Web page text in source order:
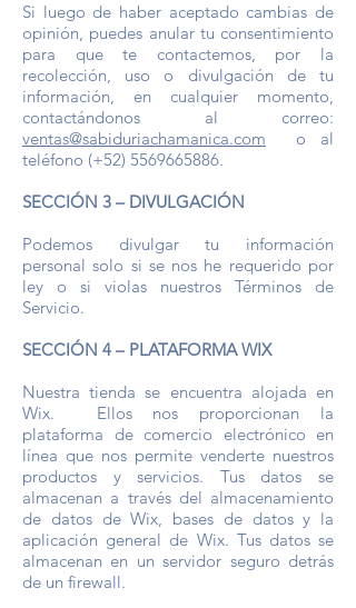
Si luego de haber aceptado cambias de
opinión, puedes anular tu consentimiento
para que te contactemos, por la
recolección, uso o divulgación de tu
información, en cualquier momento,
contactándonos al correo:
ventas@sabiduriachamanica.com o al
teléfono (+52) 5569665886.
SECCIÓN 3 – DIVULGACIÓN
Podemos divulgar tu información
personal solo si se nos he requerido por
ley o si violas nuestros Términos de
Servicio.
SECCIÓN 4 – PLATAFORMA WIX
Nuestra tienda se encuentra alojada en
Wix. Ellos nos proporcionan la
plataforma de comercio electrónico en
línea que nos permite venderte nuestros
productos y servicios. Tus datos se
almacenan a través del almacenamiento
de datos de Wix, bases de datos y la
aplicación general de Wix. Tus datos se
almacenan en un servidor seguro detrás
de un firewall.